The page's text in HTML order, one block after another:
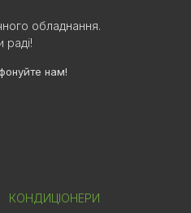
обладнання.
нам!
КОНДИЦІОНЕРИ